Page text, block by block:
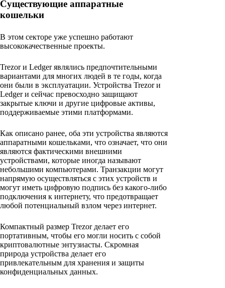
Существующие аппаратные
кошельки
В этом секторе уже успешно работают
высококачественные проекты.
Trezor и Ledger являлись предпочтительными
вариантами для многих людей в те годы, когда
они были в эксплуатации. Устройства Trezor и
Ledger и сейчас превосходно защищают
закрытые ключи и другие цифровые активы,
поддерживаемые этими платформами.
Как описано ранее, оба эти устройства являются
аппаратными кошельками, что означает, что они
являются фактическими внешними
устройствами, которые иногда называют
небольшими компьютерами. Транзакции могут
напрямую осуществляться с этих устройств и
могут иметь цифровую подпись без какого-либо
подключения к интернету, что предотвращает
любой потенциальный взлом через интернет.
Компактный размер Trezor делает его
портативным, чтобы его могли носить с собой
криптовалютные энтузиасты. Скромная
природа устройства делает его
привлекательным для хранения и защиты
конфиденциальных данных.